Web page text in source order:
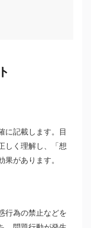
に記載します。目
しく理解し、「想
があります。
行為の禁止などを